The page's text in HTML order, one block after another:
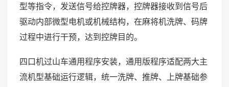
型等指令，发送信号给控牌器，控牌器接收到信号后
驱动内部微型电机或机械结构，在麻将机洗牌、码牌
过程中进行干预，达到控牌目的。
四口机过山车通用程序安装，通用版程序适配两大主
流机型基础运行逻辑，统一洗牌、推牌、上牌基础参